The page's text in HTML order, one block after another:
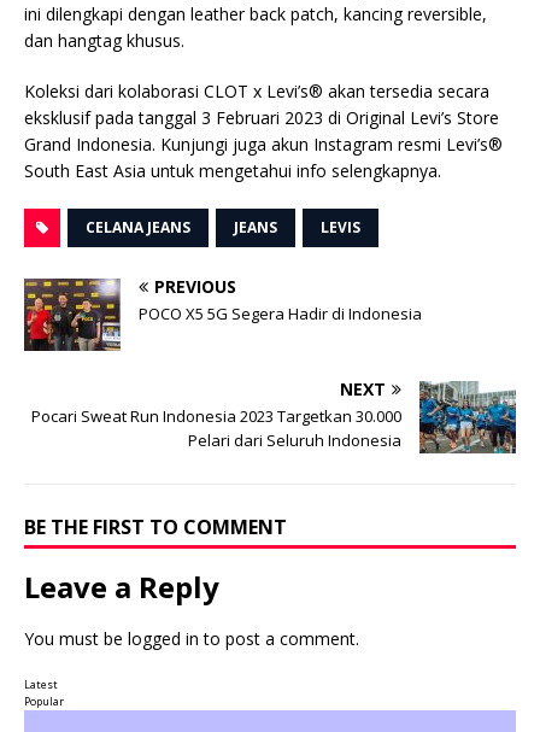
ini dilengkapi dengan leather back patch, kancing reversible,
dan hangtag khusus.
Koleksi dari kolaborasi CLOT x Levi’s® akan tersedia secara
eksklusif pada tanggal 3 Februari 2023 di Original Levi’s Store
Grand Indonesia. Kunjungi juga akun Instagram resmi Levi’s®
South East Asia untuk mengetahui info selengkapnya.
CELANA JEANS JEANS LEVIS
PREVIOUS
POCO X5 5G Segera Hadir di Indonesia
NEXT
Pocari Sweat Run Indonesia 2023 Targetkan 30.000
Pelari dari Seluruh Indonesia
BE THE FIRST TO COMMENT
Leave a Reply
You must be logged in to post a comment.
Latest
Popular